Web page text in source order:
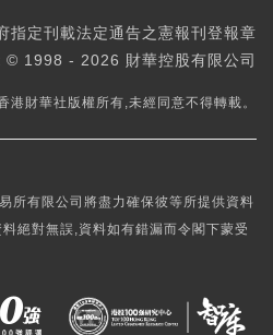
指定刊載法定通告之憲報刊登報章
1998 - 2026 財華控股有限公司
港財華社版權所有,未經同意不得轉載。
所有限公司將盡力確保彼等所提供資料
絕對無誤,資料如有錯漏而令閣下蒙受